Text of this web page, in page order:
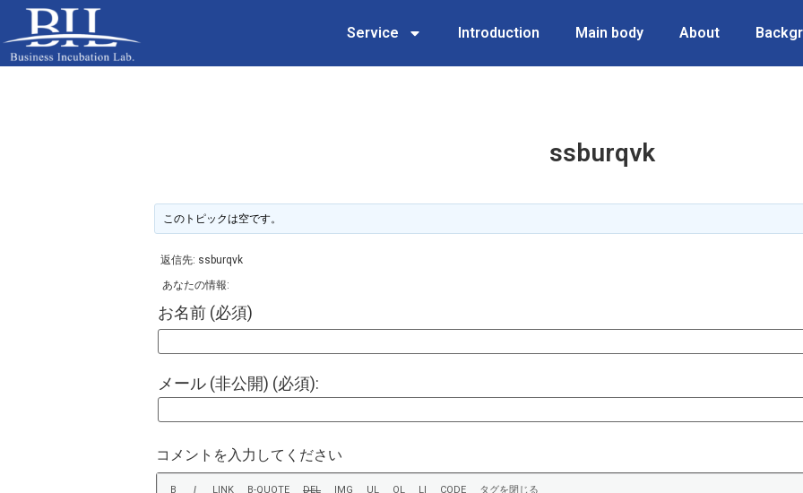
Service Introduction Main body About
ssburqvk
このトピックは空です。
返信先: ssburqvk
あなたの情報:
お名前 (必須)
メール (非公開) (必須):